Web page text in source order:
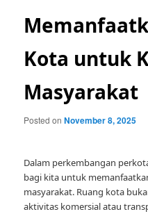
Kota untuk
Masyarakat
Posted onNovember 8, 2025
Dalam perkembangan
bagi kita untuk
masyarakat. Ruang kota
aktivitas komersial atau